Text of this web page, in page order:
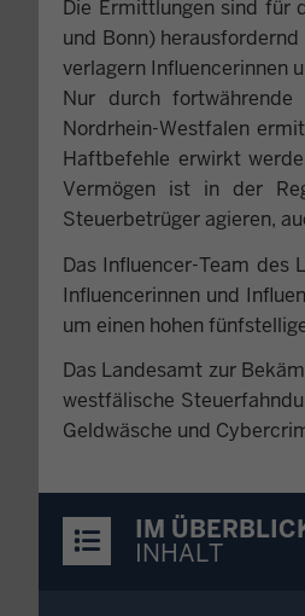
Die Ermittlungen sind für
und Bonn)
verlagern Influencerinnen
Nur durch
Nordrhein-Westfalen
Haftbefehle erwirkt
Vermögen ist in der
Steuerbetrüger agieren,
Das Influencer-Team des
Influencerinnen und
um einen hohen
Das Landesamt zur
westfälische
Geldwäsche und
IM
INHALT